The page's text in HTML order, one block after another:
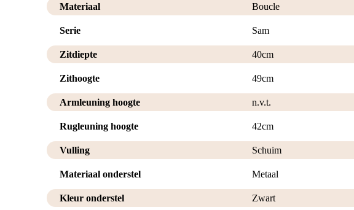
Materiaal Boucle
Serie Sam
Zitdiepte 40cm
Zithoogte 49cm
Armleuning hoogte n.v.t.
Rugleuning hoogte 42cm
Vulling Schuim
Materiaal onderstel Metaal
Kleur onderstel Zwart